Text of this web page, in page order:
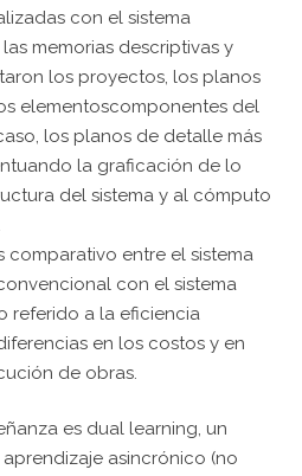
con el sistema
memorias descriptivas y
los proyectos, los planos
elementoscomponentes del
los planos de detalle más
la graficación de lo
del sistema y al cómputo
comparativo entre el sistema
con el sistema
referido a la eficiencia
en los costos y en
de obras.
es dual learning, un
asincrónico (no